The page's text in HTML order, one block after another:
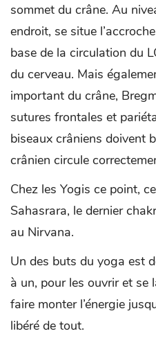
sommet du crâne. Au
endroit, se situe
base de la circulation du
du cerveau. Mais
important du crâne,
sutures frontales et
biseaux crâniens doivent
crânien circule
Chez les Yogis ce point,
Sahasrara, le dernier
au Nirvana.
Un des buts du yoga est
à un, pour les ouvrir et se
faire monter l’énergie
libéré de tout.